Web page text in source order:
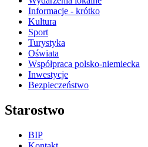
Informacje - krótko
Kultura
Sport
Turystyka
Oświata
Współpraca polsko-niemiecka
Inwestycje
Bezpieczeństwo
Starostwo
BIP